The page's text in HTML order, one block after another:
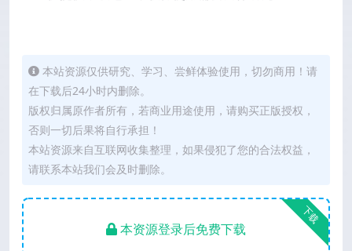
本站资源仅供研究、学习、尝鲜体验使用，切勿商用！请
在下载后24小时内删除。
版权归属原作者所有，若商业用途使用，请购买正版授权，
否则一切后果将自行承担！
本站资源来自互联网收集整理，如果侵犯了您的合法权益，
请联系本站我们会及时删除。
下载
本资源登录后免费下载